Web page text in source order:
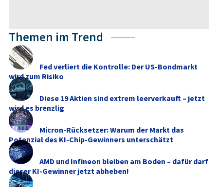
Themen im Trend
Fed verliert die Kontrolle: Der US-Bondmarkt
wird zum Risiko
Diese 19 Aktien sind extrem leerverkauft – jetzt
wird es brenzlig
Micron-Rücksetzer: Warum der Markt das
Potenzial des KI-Chip-Gewinners unterschätzt
AMD und Infineon bleiben am Boden – dafür darf
dieser KI-Gewinner jetzt abheben!